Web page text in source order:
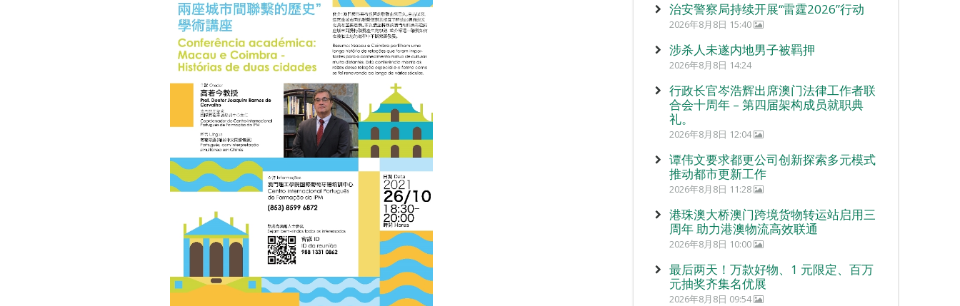
治安警察局持续开展“雷霆2026”行动
2026年8月8日 15:40
涉杀人未遂内地男子被羁押
2026年8月8日 14:24
行政长官岑浩辉出席澳门法律工作者联
合会十周年 – 第四届架构成员就职典
礼。
2026年8月8日 12:04
谭伟文要求都更公司创新探索多元模式
推动都市更新工作
2026年8月8日 11:28
港珠澳大桥澳门跨境货物转运站启用三
周年 助力港澳物流高效联通
2026年8月8日 10:00
最后两天！万款好物、1 元限定、百万
元抽奖齐集名优展
2026年8月8日 09:54